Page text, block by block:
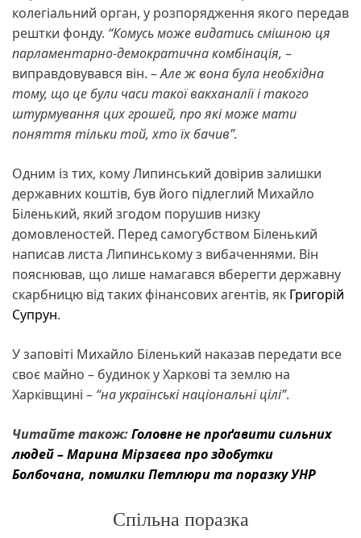
колегіальний орган, у розпорядження якого передав
рештки фонду. “Комусь може видатись смішною ця
парламентарно-демократична комбінація, –
виправдовувався він. –Але ж вона була необхідна
тому, що це були часи такої вакханалії і такого
штурмування цих грошей, про які може мати
поняття тільки той, хто їх бачив”.
Одним із тих, кому Липинський довірив залишки
державних коштів, був його підлеглий Михайло
Біленький, який згодом порушив низку
домовленостей. Перед самогубством Біленький
написав листа Липинському з вибаченнями. Він
пояснював, що лише намагався вберегти державну
скарбницю від таких фінансових агентів, як Григорій
Супрун.
У заповіті Михайло Біленький наказав передати все
своє майно – будинок у Харкові та землю на
Харківщині – “на українські національні цілі”.
Читайте також:Головне не проґавити сильних
людей – Марина Мірзаєва про здобутки
Болбочана, помилки Петлюри та поразку УНР
Спільна поразка